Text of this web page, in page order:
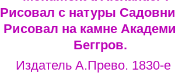
Рисовал с натуры
Рисовал на камне
Беггров.
Издатель А.Прево. 1830-е